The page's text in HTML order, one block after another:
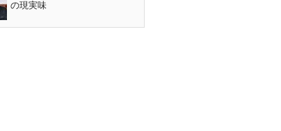
の現実味